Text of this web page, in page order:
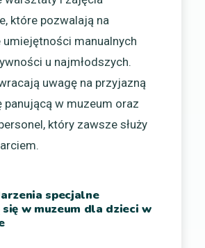
które pozwalają na
manualnych
u najmłodszych.
uwagę na przyjazną
w muzeum oraz
który zawsze służy
specjalne
w muzeum dla dzieci w